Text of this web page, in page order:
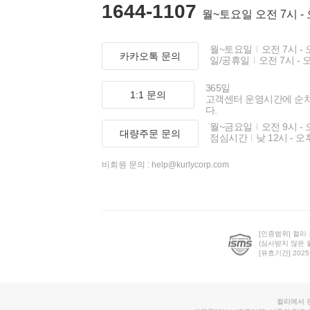
1644-1107 월~토요일 오전 7시 -
카카오톡 문의
월~토요일
오전 7시 -
일/공휴일
오전 7시 -
1:1 문의
365일
고객센터 운영시간에 순
다.
대량주문 문의
월~금요일
오전 9시 -
점심시간
낮 12시 - 오
비회원 문의 : help@kurlycorp.com
[인증범위] 컬리
(심사받지 않은
[유효기간]
컬리에서